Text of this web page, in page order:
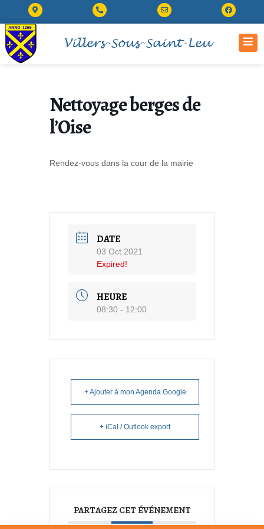
Villers-Sous-Saint-Leu
Nettoyage berges de
l’Oise
Rendez-vous dans la cour de la mairie
DATE
03 Oct 2021
Expired!
HEURE
08:30 - 12:00
+ Ajouter à mon Agenda Google
+ iCal / Outlook export
PARTAGEZ CET ÉVÉNEMENT